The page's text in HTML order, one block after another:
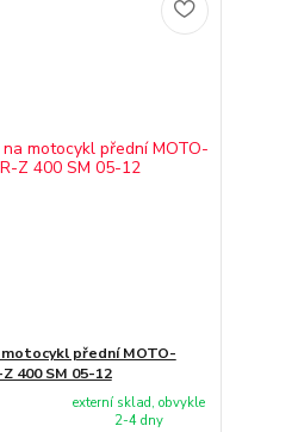
přední MOTO-
400 SM 05-12
externí sklad, obvykle
2-4 dny